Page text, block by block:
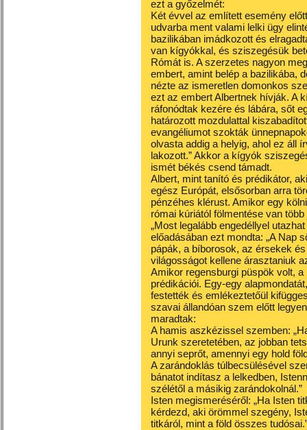
ezt a győzelmét:
Két évvel az említett esemény
udvarba ment valami lelki ügy
bazilikában imádkozott és
van kígyókkal, és sziszegésük
Rómát is. A szerzetes nagyon
embert, amint belép a bazilikába,
nézte az ismeretlen domonkos
ezt az embert Albertnek hívják. A
ráfonódtak kezére és lábára, sőt
határozott mozdulattal
evangéliumot szokták
olvasta addig a helyig, ahol ez áll
lakozott.” Akkor a kígyók
ismét békés csend támadt.
Albert, mint tanító és prédikátor,
egész Európát, elsősorban arra
pénzéhes klérust. Amikor egy
római kúriától fölmentése van
„Most legalább engedéllyel
előadásában ezt mondta: „A Nap
pápák, a bíborosok, az érsekek
világosságot kellene árasztaniuk
Amikor regensburgi püspök volt,
prédikációi. Egy-egy
festették és emlékeztetőül
szavai állandóan szem előtt
maradtak:
A hamis aszkézissel szemben:
Urunk szeretetében, az jobban
annyi seprőt, amennyi egy hold
A zarándoklás túlbecsülésével
bánatot indítasz a lelkedben,
szélétől a másikig zarándokolnál.”
Isten megismeréséről: „Ha Isten
kérdezd, aki örömmel szegény,
titkáról, mint a föld összes